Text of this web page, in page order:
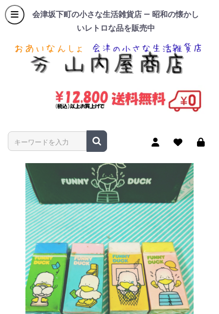
会津坂下町の小さな生活雑貨店 — 昭和の懐かし
いレトロな品を販売中
商品名やキーワードを入力